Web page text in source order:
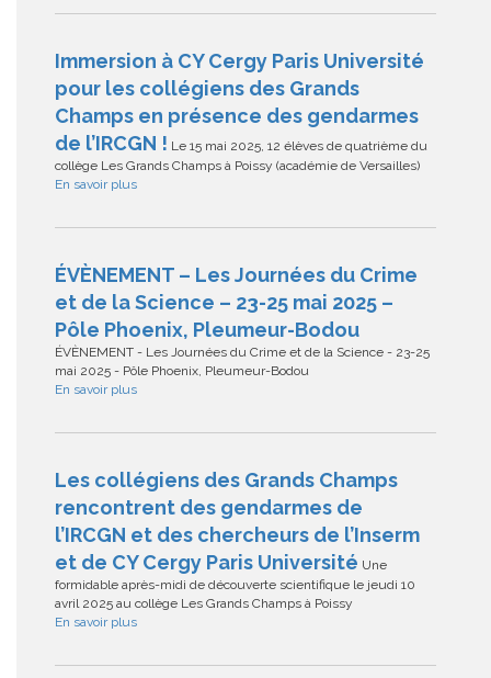
Immersion à CY Cergy Paris Université
pour les collégiens des Grands
Champs en présence des gendarmes
de l’IRCGN ! Le 15 mai 2025, 12 élèves de quatrième du
collège Les Grands Champs à Poissy (académie de Versailles)
En savoir plus
ÉVÈNEMENT – Les Journées du Crime
et de la Science – 23-25 mai 2025 –
Pôle Phoenix, Pleumeur-Bodou
ÉVÈNEMENT - Les Journées du Crime et de la Science - 23-25
mai 2025 - Pôle Phoenix, Pleumeur-Bodou
En savoir plus
Les collégiens des Grands Champs
rencontrent des gendarmes de
l’IRCGN et des chercheurs de l’Inserm
et de CY Cergy Paris Université Une
formidable après-midi de découverte scientifique le jeudi 10
avril 2025 au collège Les Grands Champs à Poissy
En savoir plus